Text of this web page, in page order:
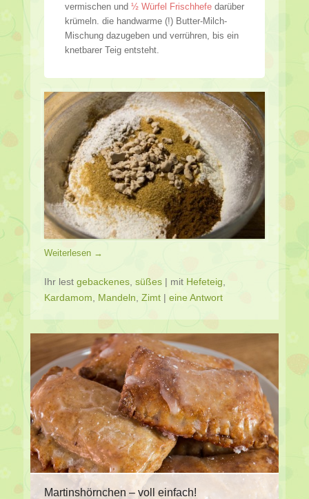
vermischen und ½ Würfel Frischhefe darüber
krümeln. die handwarme (!) Butter-Milch-
Mischung dazugeben und verrühren, bis ein
knetbarer Teig entsteht.
Weiterlesen →
Ihr lest gebackenes süßes | mit Hefeteig
Kardamom
Mandeln Zimt | eine Antwort
Martinshörnchen – voll einfach!